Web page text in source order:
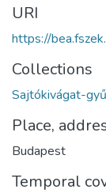
URI
https://
Collections
Sajtókivágat-
Place,
Budapest
Temporal